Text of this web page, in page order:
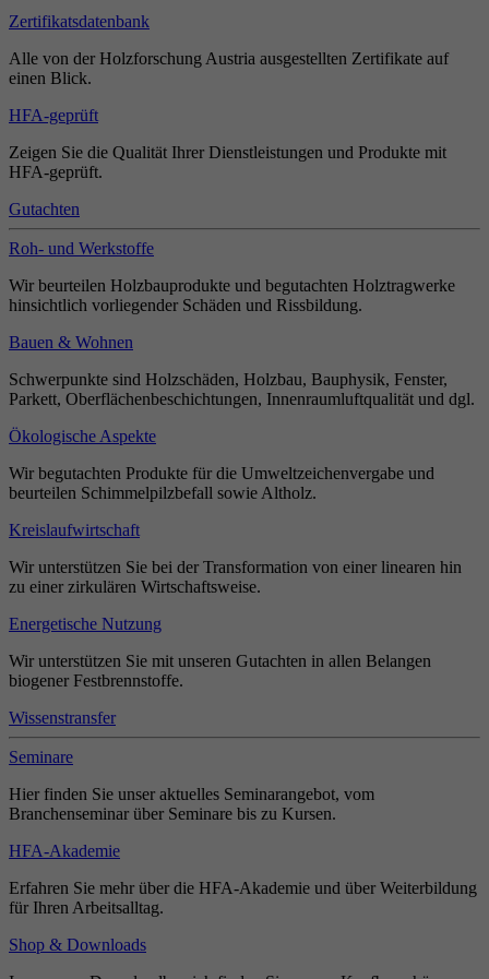
Zertifikatsdatenbank
Alle von der Holzforschung Austria ausgestellten Zertifikate auf
einen Blick.
HFA-geprüft
Zeigen Sie die Qualität Ihrer Dienstleistungen und Produkte mit
HFA-geprüft.
Gutachten
Roh- und Werkstoffe
Wir beurteilen Holzbauprodukte und begutachten Holztragwerke
hinsichtlich vorliegender Schäden und Rissbildung.
Bauen & Wohnen
Schwerpunkte sind Holzschäden, Holzbau, Bauphysik, Fenster,
Parkett, Oberflächenbeschichtungen, Innenraumluftqualität und dgl.
Ökologische Aspekte
Wir begutachten Produkte für die Umweltzeichenvergabe und
beurteilen Schimmelpilzbefall sowie Altholz.
Kreislaufwirtschaft
Wir unterstützen Sie bei der Transformation von einer linearen hin
zu einer zirkulären Wirtschaftsweise.
Energetische Nutzung
Wir unterstützen Sie mit unseren Gutachten in allen Belangen
biogener Festbrennstoffe.
Wissenstransfer
Seminare
Hier finden Sie unser aktuelles Seminarangebot, vom
Branchenseminar über Seminare bis zu Kursen.
HFA-Akademie
Erfahren Sie mehr über die HFA-Akademie und über Weiterbildung
für Ihren Arbeitsalltag.
Shop & Downloads